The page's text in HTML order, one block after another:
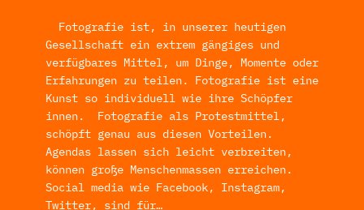
Fotografie ist, in unserer heutigen
Gesellschaft ein extrem gängiges und
verfügbares Mittel, um Dinge, Momente oder
Erfahrungen zu teilen. Fotografie ist eine
Kunst so individuell wie ihre Schöpfer
innen. Fotografie als Protestmittel,
schöpft genau aus diesen Vorteilen.
Agendas lassen sich leicht verbreiten,
können große Menschenmassen erreichen.
Social media wie Facebook, Instagram,
Twitter, sind für…